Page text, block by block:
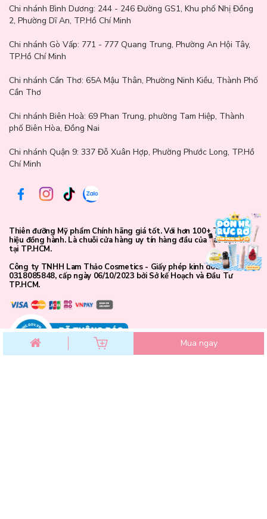
Cosmetics
Vaseline Aloe Soothing Jellylà một lựa chọn đơn giản nhưng
hiệu quả cho những ai muốn chăm sóc làn da khô ráp mỗi ngày..
mang lại cảm giác dễ chịu và phù hợp để đồng hành trong những
bước chăm sóc da cơ bản hằng ngày. Lam Thảo Cosmetics luôn
mang đến những sản phẩm mỹ phẩm chính hãng, được chọn lọc kỹ
lưỡng để bạn an tâm hơn khi chăm sóc làn da của mình, từng
ngày một cách nhẹ nhàng và trọn vẹn.
Mua ngay
Chi nhánh Bình Dương: 244 - 246 Đường GS1, Khu phố Nhị Đồng
2, Phường Dĩ An, TP.Hồ Chí Minh
Chi nhánh Gò Vấp: 771 - 777 Quang Trung, Phường An Hội Tây,
TP.Hồ Chí Minh
Chi nhánh Cần Thơ: 65A Mậu Thân, Phường Ninh Kiều, Thành Phố
Cần Thơ
Chi nhánh Biên Hoà: 69 Phan Trung, phường Tam Hiệp, Thành
phố Biên Hòa, Đồng Nai
Chi nhánh Quận 9: 337 Đỗ Xuân Hợp, Phường Phước Long, TP.Hồ
Chí Minh
Thiên đưỡng Mỹ phẩm Chính hãng giá tốt. Với hơn 100+ Thương
hiệu đồng hành. Là chuỗi cửa hàng uy tín hàng đầu của các bạn trẻ
tại TP.HCM.
Công ty TNHH Lam Thảo Cosmetics - Giấy phép kinh doanh số
0318085848, cấp ngày 06/10/2023 bởi Sở kế Hoạch và Đầu Tư
TP.HCM.